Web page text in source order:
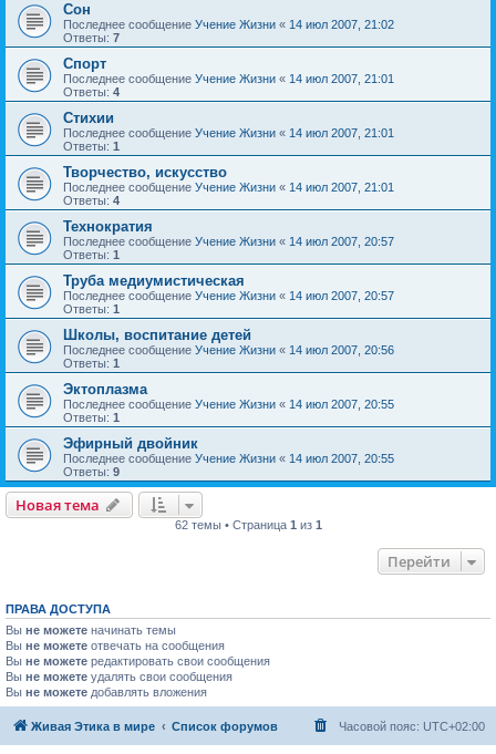
Сон
Последнее сообщение Учение Жизни « 14 июл 2007, 21:02
Ответы: 7
Спорт
Последнее сообщение Учение Жизни « 14 июл 2007, 21:01
Ответы: 4
Стихии
Последнее сообщение Учение Жизни « 14 июл 2007, 21:01
Ответы: 1
Творчество, искусство
Последнее сообщение Учение Жизни « 14 июл 2007, 21:01
Ответы: 4
Технократия
Последнее сообщение Учение Жизни « 14 июл 2007, 20:57
Ответы: 1
Труба медиумистическая
Последнее сообщение Учение Жизни « 14 июл 2007, 20:57
Ответы: 1
Школы, воспитание детей
Последнее сообщение Учение Жизни « 14 июл 2007, 20:56
Ответы: 1
Эктоплазма
Последнее сообщение Учение Жизни « 14 июл 2007, 20:55
Ответы: 1
Эфирный двойник
Последнее сообщение Учение Жизни « 14 июл 2007, 20:55
Ответы: 9
Новая тема
62 темы • Страница 1 из 1
Перейти
ПРАВА ДОСТУПА
Вы не можете начинать темы
Вы не можете отвечать на сообщения
Вы не можете редактировать свои сообщения
Вы не можете удалять свои сообщения
Вы не можете добавлять вложения
Живая Этика в мире Список форумов Часовой пояс: UTC+02:00